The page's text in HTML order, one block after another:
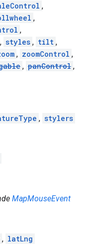
,
,
,
, styles , tilt ,
, zoomControl ,
, panControl ,
, stylers
MapMouseEvent
, latLng